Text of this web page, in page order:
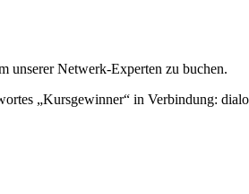
unserer Netwerk-Experten zu buchen.
„Kursgewinner“ in Verbindung: